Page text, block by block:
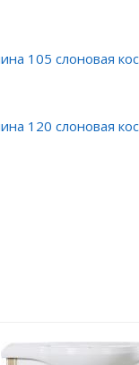
105 слоновая
120 слоновая